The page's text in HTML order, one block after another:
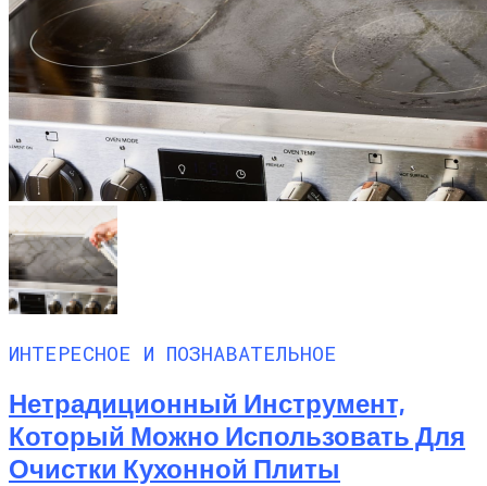
ИНТЕРЕСНОЕ И ПОЗНАВАТЕЛЬНОЕ
Нетрадиционный Инструмент,
Который Можно Использовать Для
Очистки Кухонной Плиты